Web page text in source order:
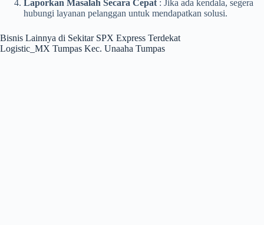
Laporkan Masalah Secara Cepat : Jika ada kendala, segera
hubungi layanan pelanggan untuk mendapatkan solusi.
Bisnis Lainnya di Sekitar SPX Express Terdekat
Logistic_MX Tumpas Kec. Unaaha Tumpas